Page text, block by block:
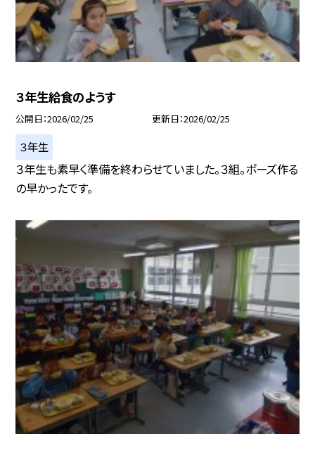
３年生給食のようす
公開日 2026/02/25 更新日 2026/02/25
３年生
３年生も素早く準備を終わらせていました。３組。ポーズ作る
の早かったです。